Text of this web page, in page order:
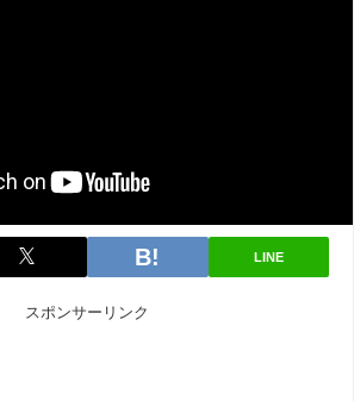
LINE
スポンサーリンク